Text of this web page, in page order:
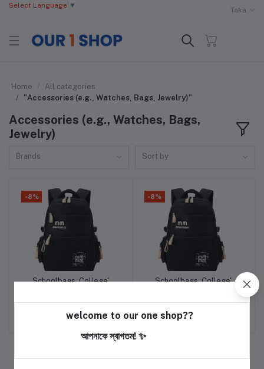
Select Language ▼
Taka
Home
All categories
"Accessories (e.g., Watches, Bags, Jewelry)"
Accessories (e.g., Watches, Bags,
Jewelry)
Brands Sort by
-8%
Add to cart
Schoolbags, College'
Backpacks, Simple Casual
Backpacks(Black)
৳1,100.00
-8%
Add to cart
Schoolbags, College'
Backpacks, Simple Casual
Backpacks(Black)
৳1,100.00
welcome to our one shop??
আপনাকে স্বাগতম! ✨